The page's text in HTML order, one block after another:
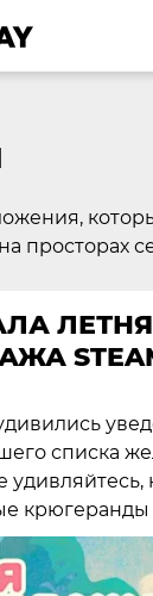
просторах
списка
удивляйтесь,
крюгеранды